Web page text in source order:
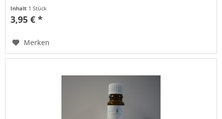
Inhalt 1 Stück
3,95 € *
Merken